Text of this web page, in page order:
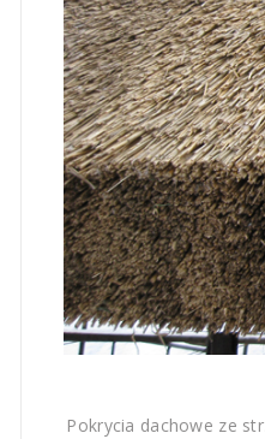
Pokrycia dachowe ze